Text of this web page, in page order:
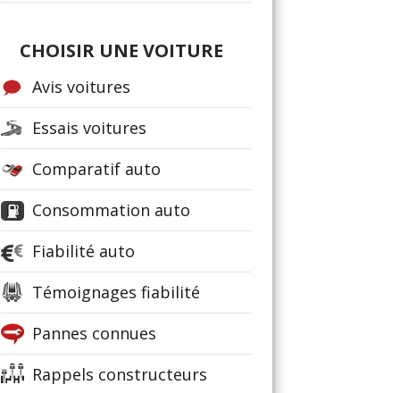
CHOISIR UNE VOITURE
Avis voitures
Essais voitures
Comparatif auto
Consommation auto
Fiabilité auto
Témoignages fiabilité
Pannes connues
Rappels constructeurs